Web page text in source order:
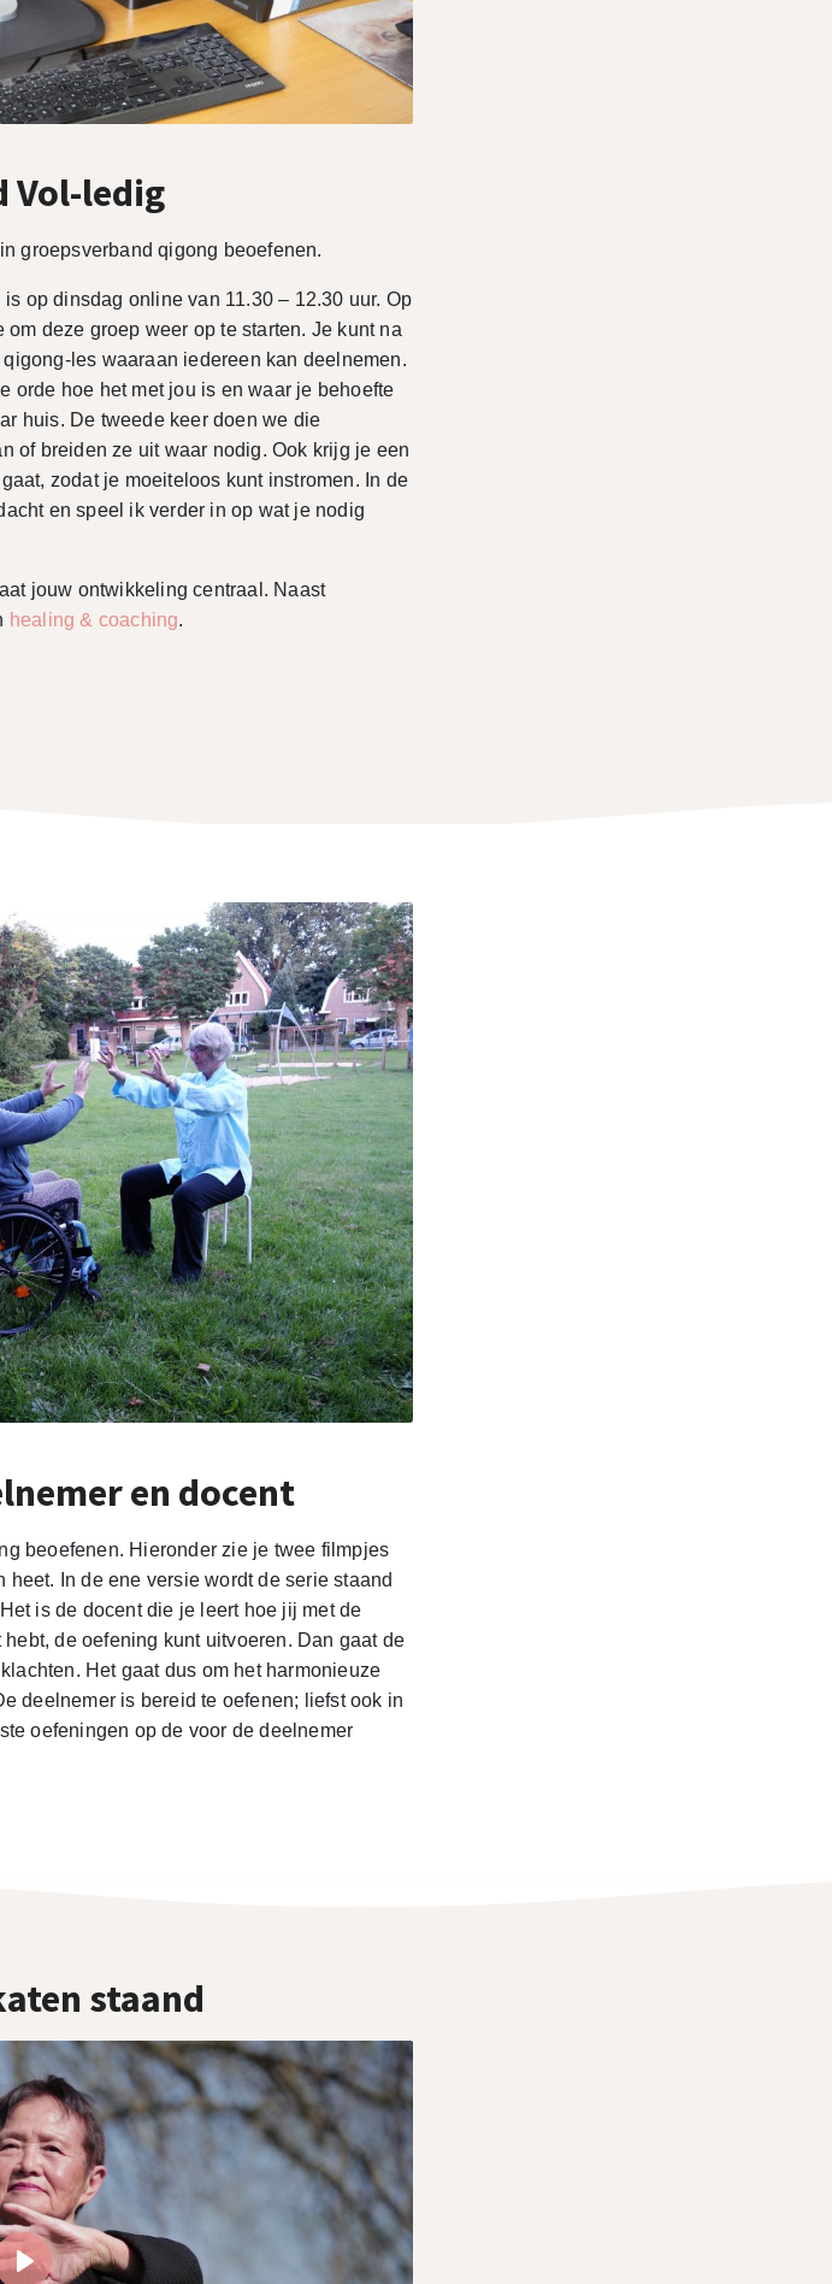
Vol-ledig
groepsverband qigong beoefenen.
op dinsdag online van 11.30 – 12.30 uur. Op
deze groep weer op te starten. Je kunt na
les waaraan iedereen kan deelnemen.
orde hoe het met jou is en waar je behoefte
huis. De tweede keer doen we die
of breiden ze uit waar nodig. Ook krijg je een
zodat je moeiteloos kunt instromen. In de
en speel ik verder in op wat je nodig
jouw ontwikkeling centraal. Naast
healing & coaching.
en docent
beoefenen. Hieronder zie je twee filmpjes
In de ene versie wordt de serie staand
is de docent die je leert hoe jij met de
de oefening kunt uitvoeren. Dan gaat de
Het gaat dus om het harmonieuze
deelnemer is bereid te oefenen; liefst ook in
oefeningen op de voor de deelnemer
staand